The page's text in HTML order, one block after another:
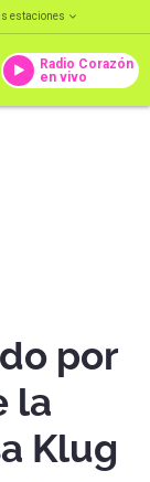
estaciones
Radio Corazón
en vivo
por
la
Klug